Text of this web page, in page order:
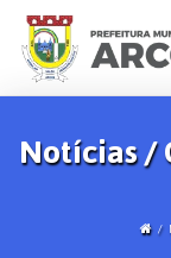
Notícias /